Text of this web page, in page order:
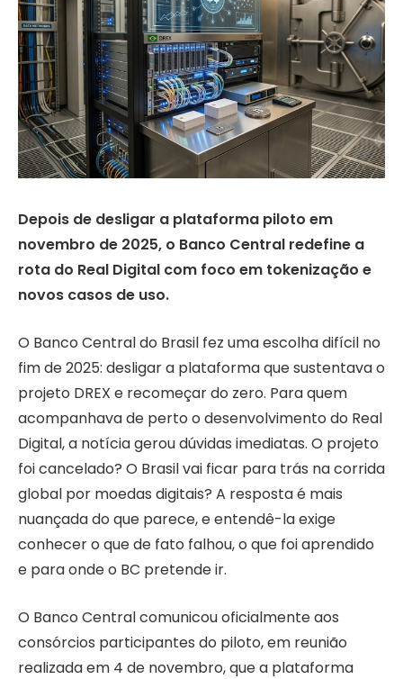
Depois de desligar a plataforma piloto em
novembro de 2025, o Banco Central redefine a
rota do Real Digital com foco em tokenização e
novos casos de uso.
O Banco Central do Brasil fez uma escolha difícil no
fim de 2025: desligar a plataforma que sustentava o
projeto DREX e recomeçar do zero. Para quem
acompanhava de perto o desenvolvimento do Real
Digital, a notícia gerou dúvidas imediatas. O projeto
foi cancelado? O Brasil vai ficar para trás na corrida
global por moedas digitais? A resposta é mais
nuançada do que parece, e entendê-la exige
conhecer o que de fato falhou, o que foi aprendido
e para onde o BC pretende ir.
O Banco Central comunicou oficialmente aos
consórcios participantes do piloto, em reunião
realizada em 4 de novembro, que a plataforma